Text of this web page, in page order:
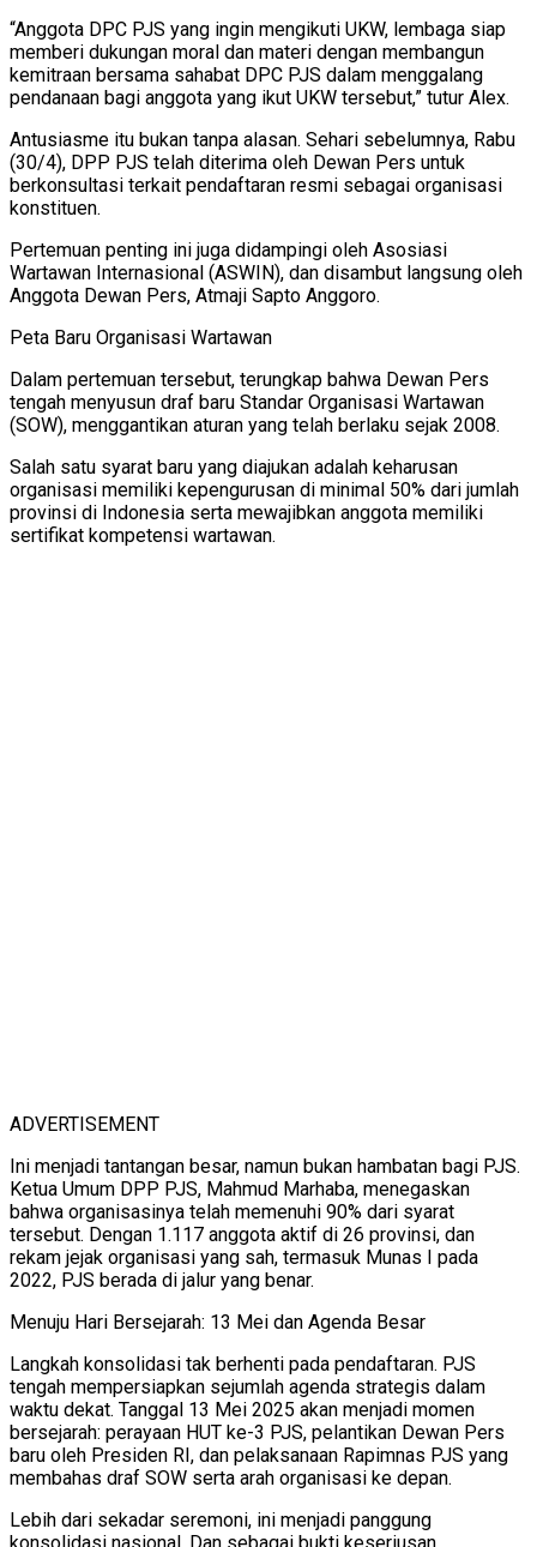
“Anggota DPC PJS yang ingin mengikuti UKW, lembaga siap
memberi dukungan moral dan materi dengan membangun
kemitraan bersama sahabat DPC PJS dalam menggalang
pendanaan bagi anggota yang ikut UKW tersebut,” tutur Alex.
Antusiasme itu bukan tanpa alasan. Sehari sebelumnya, Rabu
(30/4), DPP PJS telah diterima oleh Dewan Pers untuk
berkonsultasi terkait pendaftaran resmi sebagai organisasi
konstituen.
Pertemuan penting ini juga didampingi oleh Asosiasi
Wartawan Internasional (ASWIN), dan disambut langsung oleh
Anggota Dewan Pers, Atmaji Sapto Anggoro.
Peta Baru Organisasi Wartawan
Dalam pertemuan tersebut, terungkap bahwa Dewan Pers
tengah menyusun draf baru Standar Organisasi Wartawan
(SOW), menggantikan aturan yang telah berlaku sejak 2008.
Salah satu syarat baru yang diajukan adalah keharusan
organisasi memiliki kepengurusan di minimal 50% dari jumlah
provinsi di Indonesia serta mewajibkan anggota memiliki
sertifikat kompetensi wartawan.
ADVERTISEMENT
Ini menjadi tantangan besar, namun bukan hambatan bagi PJS.
Ketua Umum DPP PJS, Mahmud Marhaba, menegaskan
bahwa organisasinya telah memenuhi 90% dari syarat
tersebut. Dengan 1.117 anggota aktif di 26 provinsi, dan
rekam jejak organisasi yang sah, termasuk Munas I pada
2022, PJS berada di jalur yang benar.
Menuju Hari Bersejarah: 13 Mei dan Agenda Besar
Langkah konsolidasi tak berhenti pada pendaftaran. PJS
tengah mempersiapkan sejumlah agenda strategis dalam
waktu dekat. Tanggal 13 Mei 2025 akan menjadi momen
bersejarah: perayaan HUT ke-3 PJS, pelantikan Dewan Pers
baru oleh Presiden RI, dan pelaksanaan Rapimnas PJS yang
membahas draf SOW serta arah organisasi ke depan.
Lebih dari sekadar seremoni, ini menjadi panggung
konsolidasi nasional. Dan sebagai bukti keseriusan